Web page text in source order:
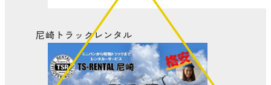
尼崎トラックレンタル